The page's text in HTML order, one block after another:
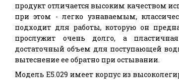
продукт отличается высоким качеством
при этом - легко узнаваемым,
подходит для работы, которую он
прослужит очень долго, а
достаточный объем для поступающей
вытеснение ее обратно при остывании.
Модель E5.029 имеет корпус из